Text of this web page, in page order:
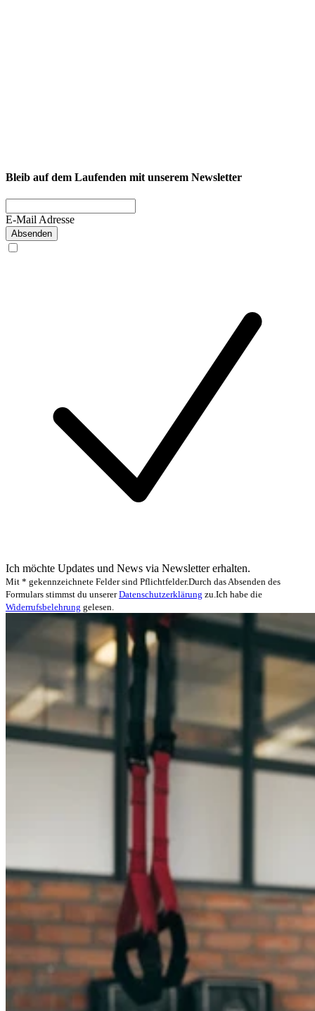
Bleib auf dem Laufenden mit unserem Newsletter
E-Mail Adresse
Absenden
Ich möchte Updates und News via Newsletter erhalten.
Mit * gekennzeichnete Felder sind Pflichtfelder.Durch das Absenden des
Formulars stimmst du unserer Datenschutzerklärung zu. Ich habe die
Widerrufsbelehrung gelesen.